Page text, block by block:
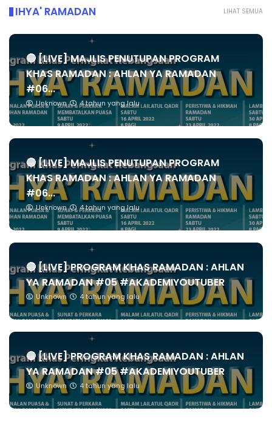
LIHAT SEMUA
IHYA' RAMADAN
🔴 [LIVE] MAJLIS PENUTUPAN PROGRAM
KHAS RAMADAN : AHLAN YA RAMADAN
#06...
Unknown 4 tahun yang lalu
🔴 [LIVE] MAJLIS PENUTUPAN PROGRAM
KHAS RAMADAN : AHLAN YA RAMADAN
#06...
Unknown 4 tahun yang lalu
🔴 [LIVE] PROGRAM KHAS RAMADAN : AHLAN
YA RAMADAN #05 #AKADEMIYOUTUBER
Unknown 4 tahun yang lalu
🔴 [LIVE] PROGRAM KHAS RAMADAN : AHLAN
YA RAMADAN #05 #AKADEMIYOUTUBER
Unknown 4 tahun yang lalu